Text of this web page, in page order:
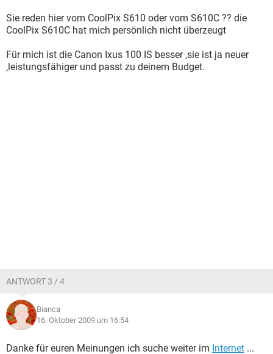
Sie reden hier vom CoolPix S610 oder vom S610C ?? die
CoolPix S610C hat mich persönlich nicht überzeugt
Für mich ist die Canon Ixus 100 IS besser ,sie ist ja neuer
,leistungsfähiger und passt zu deinem Budget.
ANTWORT 3 / 4
Bianca
16. Oktober 2009 um 16:54
Danke für euren Meinungen ich suche weiter im Internet ...